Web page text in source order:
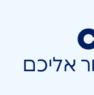
אליכם